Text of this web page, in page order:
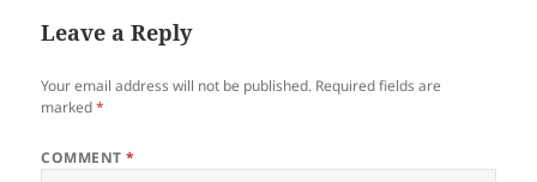
Leave a Reply
Your email address will not be published. Required fields are
marked*
COMMENT*